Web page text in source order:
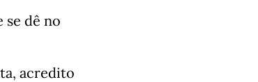
se dê no
acredito